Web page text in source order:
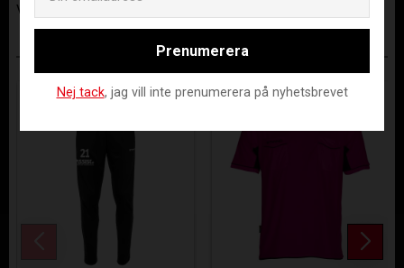
Visa alla produkter från Fat Pipe
ANDRA KÖPTE ÄVEN
Spara
Spara
Prenumerera
Nej tack, jag vill inte prenumerera på nyhetsbrevet